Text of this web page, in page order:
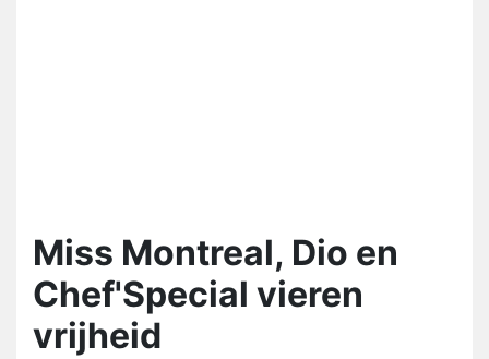
Miss Montreal, Dio en
Chef'Special vieren
vrijheid